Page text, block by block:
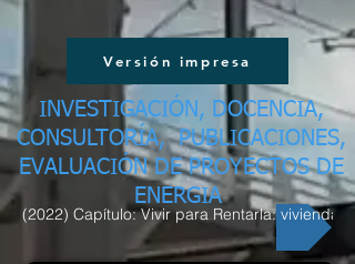
Versión impresa
INVESTIGACIÓN, DOCENCIA,
CONSULTORÍA, PUBLICACIONES,
EVALUACIÓN DE PROYECTOS DE
ENERGIA
(2022) Capítulo: Vivir para Rentarla: vivienda y